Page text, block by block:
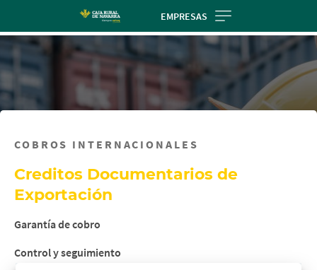
main
contentt
EMPRESAS
COBROS INTERNACIONALES
Creditos Documentarios de
Exportación
Garantía de cobro
Control y seguimiento